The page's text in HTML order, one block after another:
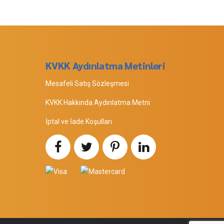
KVKK Aydınlatma Metinleri
Mesafeli Satış Sözleşmesi
KVKK Hakkında Aydınlatma Metni
İptal ve İade Koşulları